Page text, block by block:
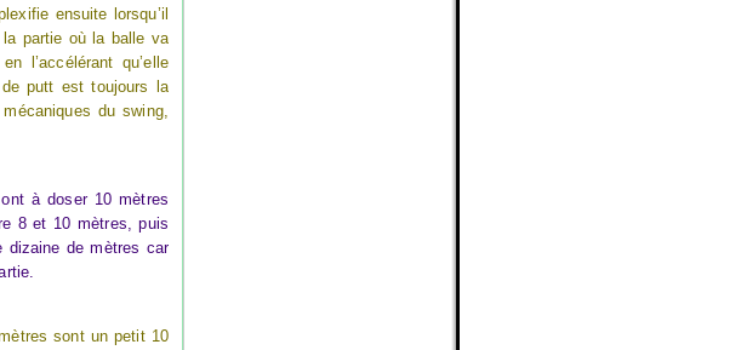
ensuite lorsqu’il
partie où la balle va
l’accélérant qu’elle
de putt est toujours la
du swing,
à doser 10 mètres
8 et 10 mètres, puis
dizaine de mètres car
sont un petit 10